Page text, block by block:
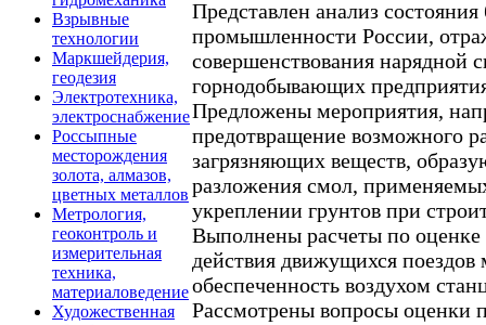
Взрывные
технологии
Маркшейдерия,
геодезия
Электротехника,
электроснабжение
Россыпные
месторождения
золота, алмазов,
цветных металлов
Метрология,
геоконтроль и
измерительная
техника,
материаловедение
Художественная
Представлен анализ
промышленности России,
совершенствования нарядной
горнодобывающих
Предложены мероприятия,
предотвращение возможного
загрязняющих веществ,
разложения смол,
укреплении грунтов при
Выполнены расчеты по
действия движущихся поездов
обеспеченность воздухом
Рассмотрены вопросы оценки